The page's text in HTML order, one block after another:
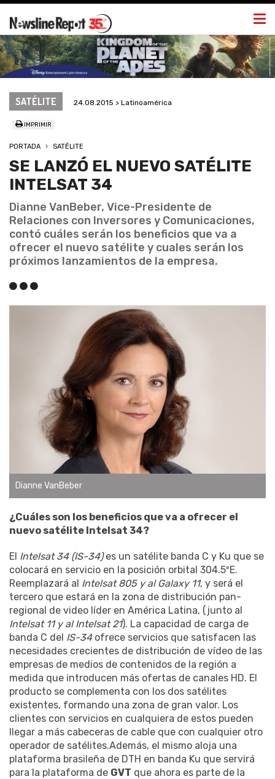
SATÉLITE 24.08.2015 > Latinoamérica
IMPRIMIR
PORTADA SATÉLITE
SE LANZÓ EL NUEVO SATÉLITE
INTELSAT 34
Dianne VanBeber, Vice-Presidente de
Relaciones con Inversores y Comunicaciones,
contó cuáles serán los beneficios que va a
ofrecer el nuevo satélite y cuales serán los
próximos lanzamientos de la empresa.
Dianne VanBeber
¿Cuáles son los beneficios que va a ofrecer el
nuevo satélite Intelsat 34?
El Intelsat 34 (IS-34)es un satélite banda C y Ku que se
colocará en servicio en la posición orbital 304.5ºE.
Reemplazará al Intelsat 805 y al Galaxy 11, y será el
tercero que estará en la zona de distribución pan-
regional de video líder en América Latina, (junto al
Intelsat 11 y al Intelsat 21). La capacidad de carga de
banda C del IS-34ofrece servicios que satisfacen las
necesidades crecientes de distribución de vídeo de las
empresas de medios de contenidos de la región a
medida que introducen más ofertas de canales HD. El
producto se complementa con los dos satélites
existentes, formando una zona de gran valor. Los
clientes con servicios en cualquiera de estos pueden
llegar a más cabeceras de cable que con cualquier otro
operador de satélites.Además, el mismo aloja una
plataforma brasileña de DTH en banda Ku que servirá
para la plataforma de GVT que ahora es parte de la